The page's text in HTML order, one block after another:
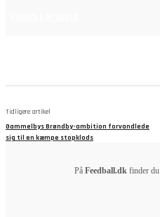
Tidligere artikel
Gammelbys Brøndby-ambition forvandlede
sig til en kæmpe stopklods
På Feedball.dkfinder du